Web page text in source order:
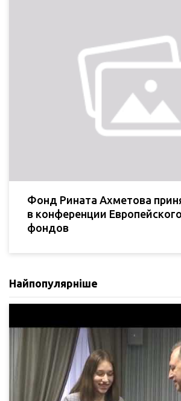
Фонд Рината Ахметова
в конференции
фондов
Найпопулярніше